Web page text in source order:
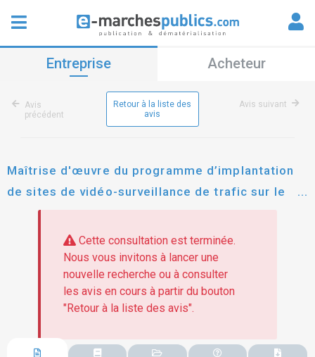
Entreprise Acheteur
Avis
précédent
Retour à la liste des
avis
Avis suivant
Maîtrise d'œuvre du programme d’implantation
de sites de vidéo-surveillance de trafic sur le
périphérique de nantes et ses pénétrantes
Cette consultation est terminée.
Nous vous invitons à lancer une
nouvelle recherche ou à consulter
les avis en cours à partir du bouton
"Retour à la liste des avis".